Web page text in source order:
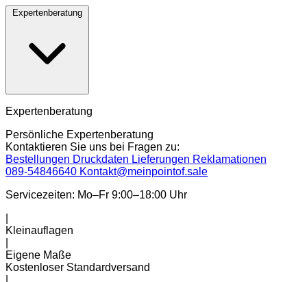
Expertenberatung
Expertenberatung
Persönliche Expertenberatung
Kontaktieren Sie uns bei Fragen zu:
Bestellungen Druckdaten Lieferungen Reklamationen
089-54846640 Kontakt@meinpointof.sale
Servicezeiten: Mo–Fr 9:00–18:00 Uhr
Kleinauflagen
Eigene Maße
Kostenloser Standardversand